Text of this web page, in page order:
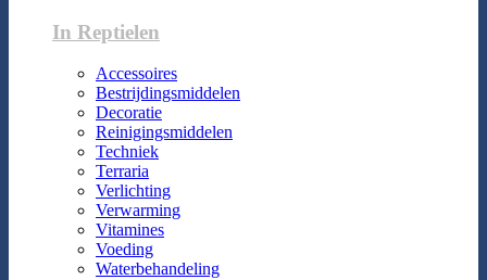
In Reptielen
Accessoires
Bestrijdingsmiddelen
Decoratie
Reinigingsmiddelen
Techniek
Terraria
Verlichting
Verwarming
Vitamines
Voeding
Waterbehandeling